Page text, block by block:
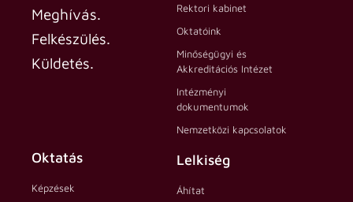
Meghívás.
Felkészülés.
Küldetés.
Rektori kabinet
Oktatóink
Minőségügyi és
Akkreditációs Intézet
Intézményi
dokumentumok
Nemzetközi kapcsolatok
Oktatás
Képzések
Lelkiség
Áhítat